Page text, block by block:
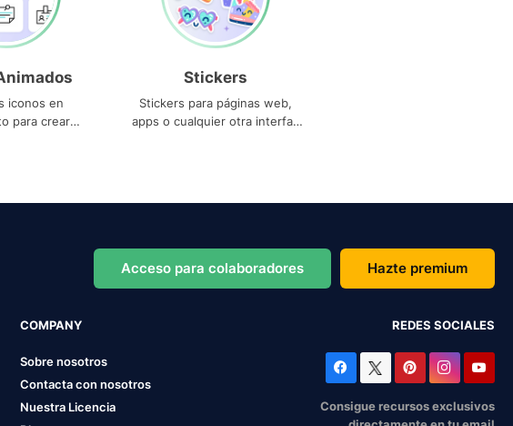
iconos en
para crear
Stickers
Stickers para páginas web,
apps o cualquier otra interfaz
Acceso para colaboradores Hazte premium
COMPANY
Sobre nosotros
Contacta con nosotros
Nuestra Licencia
REDES SOCIALES
Consigue recursos exclusivos